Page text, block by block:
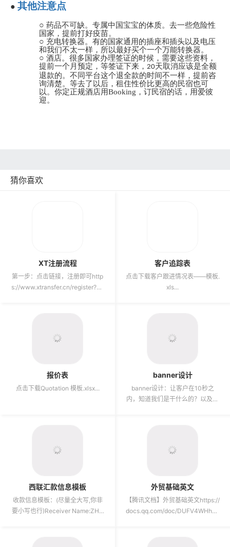
● 其他注意点
○ 药品不可缺。专属中国宝宝的体质。去一些危险性
国家，提前打好疫苗。
○ 充电转换器。有的国家通用的插座和插头以及电压
和我们不太一样，所以最好买个一个万能转换器。
○ 酒店。很多国家办理签证的时候，需要这些资料，
提前一个月预定，等签证下来， 20天取消应该是全额
退款的。不同平台这个退全款的时间不一样，提前咨
询清楚。等去了以后，租住性价比更高的民宿也可
以。你定正规酒店用Booking，订民宿的话，用爱彼
迎。
猜你喜欢
XT注册流程
第一步：点击链接，注册即可http
s://www.xtransfer.cn/register?bu
客户追踪表
点击下载客户跟进情况表——模板.
xls...
报价表
点击下载Quotation 模板.xlsx...
banner设计
banner设计：让客户在10秒之
内，知道我们是干什么的？以及优
西联汇款信息模板
收款信息模板：(尽量全大写,你非
要小写也行)Receiver Name:ZHA
外贸基础英文
【腾讯文档】外贸基础英文https://
docs.qq.com/doc/DUFV4WHh0d